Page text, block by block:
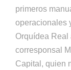
primeros
operacionales
Orquídea Real
corresponsal
Capital, quien